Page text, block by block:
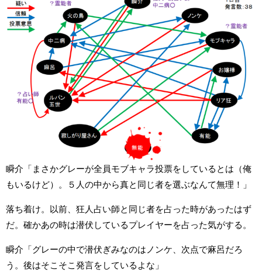
瞬介「まさかグレーが全員モブキャラ投票をしているとは（俺
もいるけど）。５人の中から真と同じ者を選ぶなんて無理！」
落ち着け。以前、狂人占い師と同じ者を占った時があったはず
だ。確かあの時は潜伏しているプレイヤーを占った気がする。
瞬介「グレーの中で潜伏ぎみなのはノンケ、次点で麻呂だろ
う。後はそこそこ発言をしているよな」